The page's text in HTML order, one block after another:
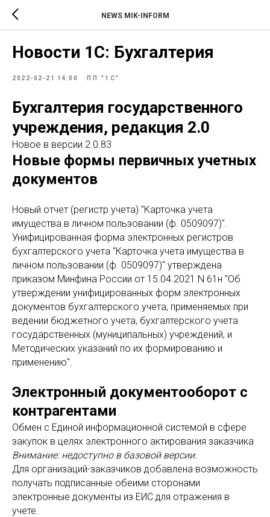
NEWS MIK-INFORM
Новости 1С: Бухгалтерия
2022-02-21 14:00 ПП "1С"
Бухгалтерия государственного
учреждения, редакция 2.0
Новое в версии 2.0.83
Новые формы первичных учетных
документов
Новый отчет (регистр учета) "Карточка учета
имущества в личном пользовании (ф. 0509097)".
Унифицированная форма электронных регистров
бухгалтерского учета "Карточка учета имущества в
личном пользовании (ф. 0509097)" утверждена
приказом Минфина России от 15.04.2021 N 61н "Об
утверждении унифицированных форм электронных
документов бухгалтерского учета, применяемых при
ведении бюджетного учета, бухгалтерского учета
государственных (муниципальных) учреждений, и
Методических указаний по их формированию и
применению".
Электронный документооборот с
контрагентами
Обмен с Единой информационной системой в сфере
закупок в целях электронного актирования заказчика
Внимание: недоступно в базовой версии.
Для организаций-заказчиков добавлена возможность
получать подписанные обеими сторонами
электронные документы из ЕИС для отражения в
учете.